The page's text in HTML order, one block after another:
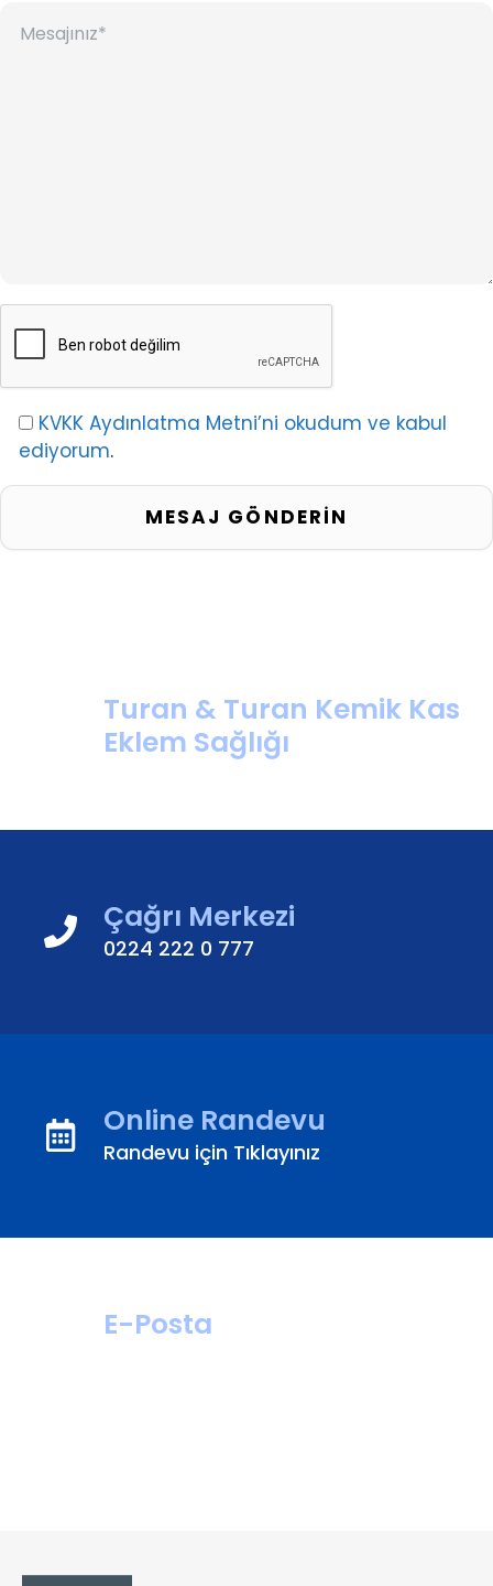
KVKK Aydınlatma Metni’ni okudum ve kabul
ediyorum.
Turan & Turan Kemik Kas
Eklem Sağlığı
Çağrı Merkezi
0224 222 0 777
Online Randevu
Randevu için Tıklayınız
E-Posta